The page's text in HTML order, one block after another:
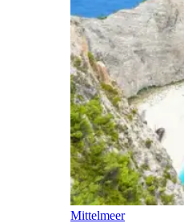
Mittelmeer